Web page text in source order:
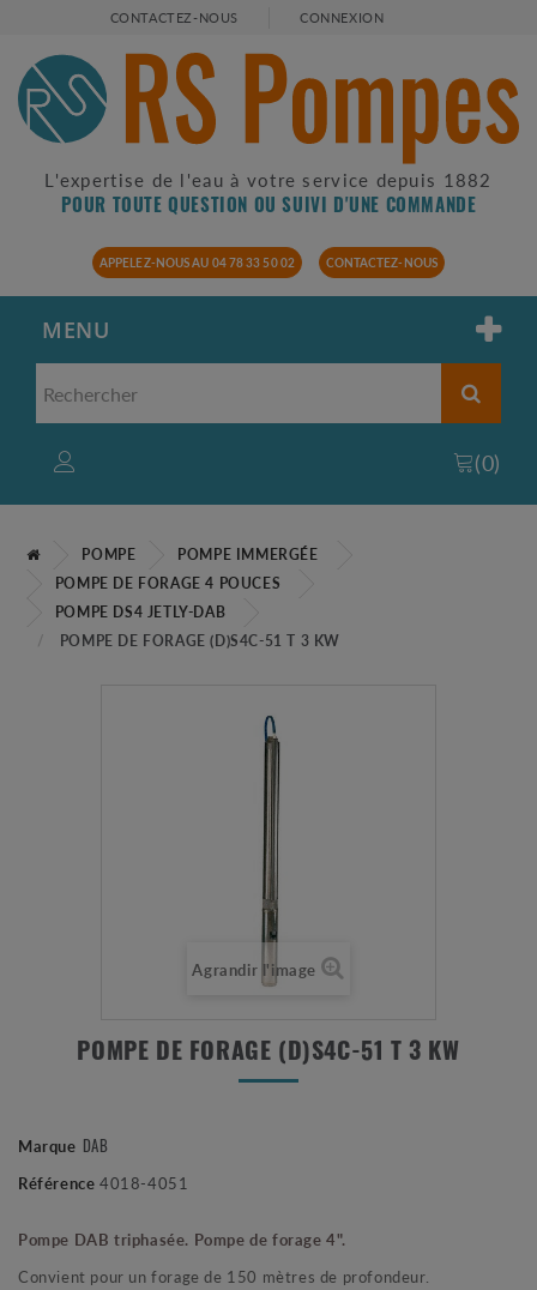
CONTACTEZ-NOUS CONNEXION
L'expertise de l'eau à votre service depuis 1882
POUR TOUTE QUESTION OU SUIVI D'UNE COMMANDE
APPELEZ-NOUS AU 04 78 33 50 02 CONTACTEZ-NOUS
MENU
(0)
POMPE
POMPE IMMERGÉE
POMPE DE FORAGE 4 POUCES
POMPE DS4 JETLY-DAB
POMPE DE FORAGE (D)S4C-51 T 3 KW
Agrandir l'image
POMPE DE FORAGE (D)S4C-51 T 3 KW
Marque DAB
Référence 4018-4051
Pompe DAB triphasée. Pompe de forage 4".
Convient pour un forage de 150 mètres de profondeur.